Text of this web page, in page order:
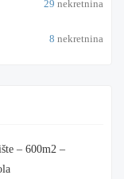
29 nekretnina
8 nekretnina
– 600m2 –